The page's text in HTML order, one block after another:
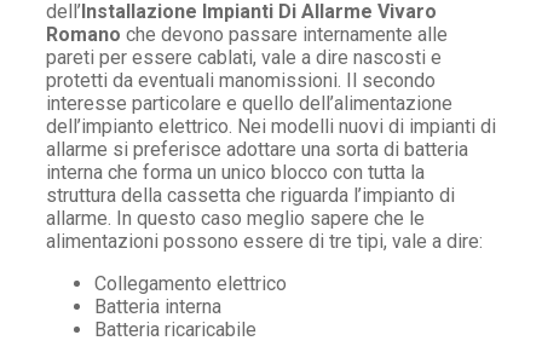
dell’Installazione Impianti Di Allarme Vivaro
Romano che devono passare internamente alle
pareti per essere cablati, vale a dire nascosti e
protetti da eventuali manomissioni. Il secondo
interesse particolare e quello dell’alimentazione
dell’impianto elettrico. Nei modelli nuovi di impianti di
allarme si preferisce adottare una sorta di batteria
interna che forma un unico blocco con tutta la
struttura della cassetta che riguarda l’impianto di
allarme. In questo caso meglio sapere che le
alimentazioni possono essere di tre tipi, vale a dire:
Collegamento elettrico
Batteria interna
Batteria ricaricabile